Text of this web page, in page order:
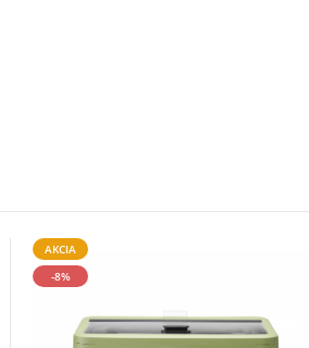
AKCIA
-8%